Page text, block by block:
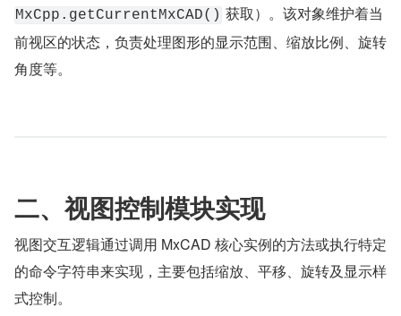
MxCpp.getCurrentMxCAD() 获取）。该对象维护着当
前视区的状态，负责处理图形的显示范围、缩放比例、旋转
角度等。
二、视图控制模块实现
视图交互逻辑通过调用 MxCAD 核心实例的方法或执行特定
的命令字符串来实现，主要包括缩放、平移、旋转及显示样
式控制。